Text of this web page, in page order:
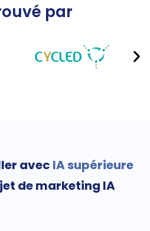
par
avec IA supérieure
de marketing IA